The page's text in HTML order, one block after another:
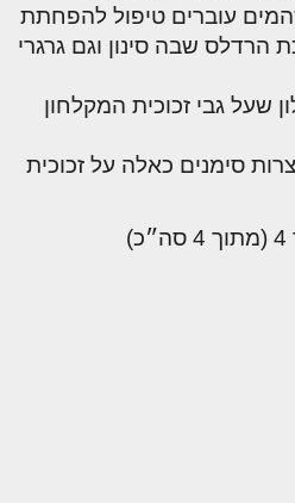
עוברים טיפול להפחתת
שבה סינון וגם גרגרי
שעל גבי זכוכית המקלחון
סימנים כאלה על זכוכית